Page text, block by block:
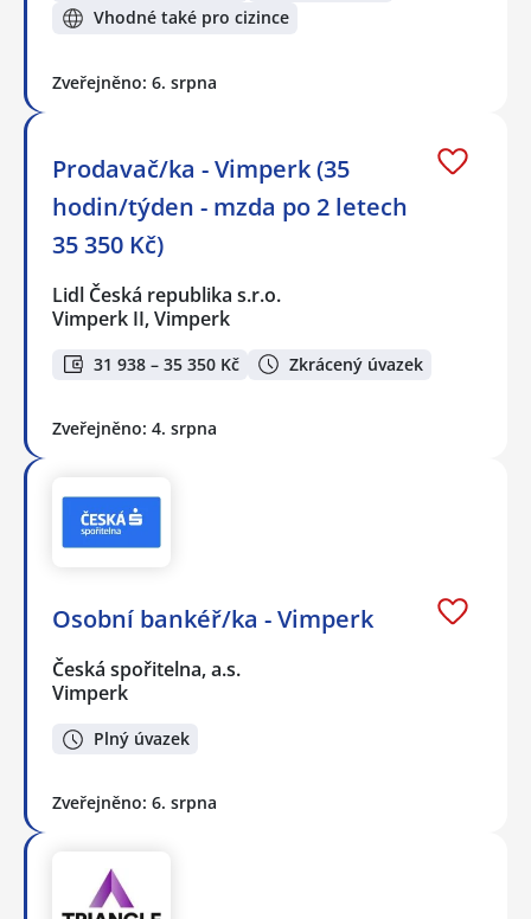
Vhodné také pro cizince
Zveřejněno: 6. srpna
Prodavač/ka - Vimperk (35
hodin/týden - mzda po 2 letech
35 350 Kč)
Lidl Česká republika s.r.o.
Vimperk II, Vimperk
31 938 – 35 350 Kč Zkrácený úvazek
Zveřejněno: 4. srpna
Osobní bankéř/ka - Vimperk
Česká spořitelna, a.s.
Vimperk
Plný úvazek
Zveřejněno: 6. srpna